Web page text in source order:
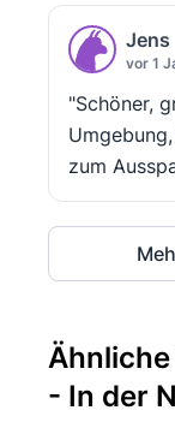
Jens
vor 1
"Schöner,
zum
- In der